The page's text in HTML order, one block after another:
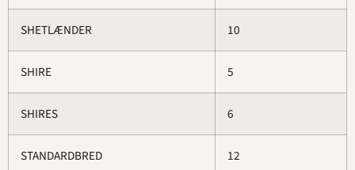
SHETLÆNDER 10
SHIRE 5
SHIRES 6
STANDARDBRED 12